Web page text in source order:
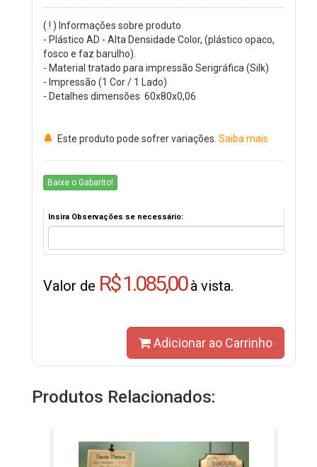
( ! ) Informações sobre produto
- Plástico AD - Alta Densidade Color, (plástico opaco,
fosco e faz barulho).
- Material tratado para impressão Serigráfica (Silk)
- Impressão (1 Cor / 1 Lado)
- Detalhes dimensões 60x80x0,06
Este produto pode sofrer variações. Saiba mais
Baixe o Gabarito!
Insira Observações se necessário:
Valor de R$ 1.085,00à vista.
Adicionar ao Carrinho
Produtos Relacionados: